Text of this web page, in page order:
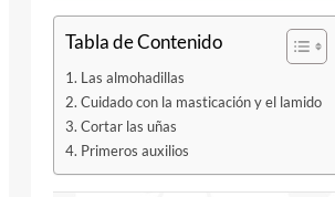
Tabla de Contenido
Las almohadillas
Cuidado con la masticación y el lamido
Cortar las uñas
Primeros auxilios